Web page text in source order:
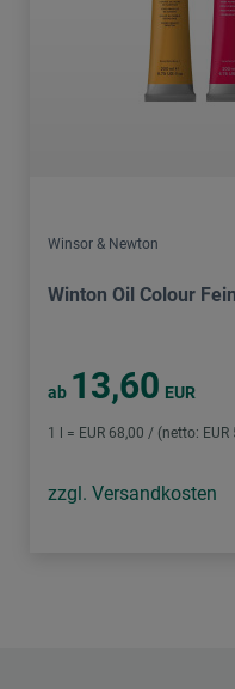
Winsor & Newton
Winton Oil Colour
ab 13,60 EUR
1 l = EUR 68,00 / (netto: EUR
zzgl. Versandkosten